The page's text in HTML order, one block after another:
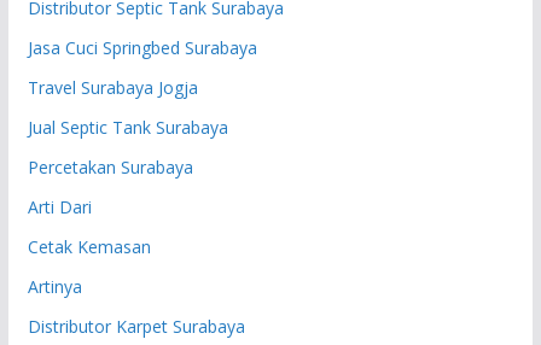
Distributor Septic Tank Surabaya
Jasa Cuci Springbed Surabaya
Travel Surabaya Jogja
Jual Septic Tank Surabaya
Percetakan Surabaya
Arti Dari
Cetak Kemasan
Artinya
Distributor Karpet Surabaya